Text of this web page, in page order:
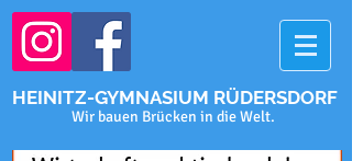
HEINITZ-GYMNASIUM RÜDERSDORF
Wir bauen Brücken in die Welt.